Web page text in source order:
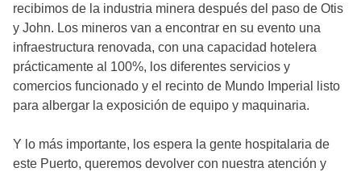
recibimos de la industria minera después del paso de Otis
y John. Los mineros van a encontrar en su evento una
infraestructura renovada, con una capacidad hotelera
prácticamente al 100%, los diferentes servicios y
comercios funcionado y el recinto de Mundo Imperial listo
para albergar la exposición de equipo y maquinaria.
Y lo más importante, los espera la gente hospitalaria de
este Puerto, queremos devolver con nuestra atención y